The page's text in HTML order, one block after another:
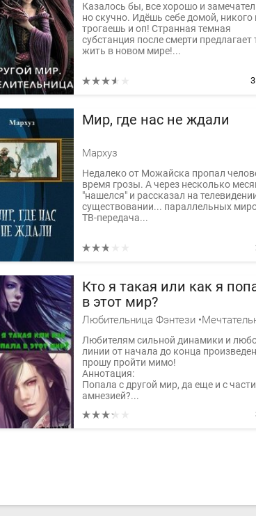
Казалось бы, все хорошо и
но скучно. Идёшь себе домой, никого
трогаешь и оп! Странная темная
субстанция после смерти предлагает
жить в новом мире!...
Мир, где нас не ждали
Мархуз
Недалеко от Можайска пропал
время грозы. А через несколько
"нашелся" и рассказал на
существовании... параллельных
ТВ-передача...
Кто я такая или как я
в этот мир?
Любителям сильной динамики и
линии от начала до конца
прошу пройти мимо!
Аннотация:
Попала с другой мир, да еще и с
амнезией?...